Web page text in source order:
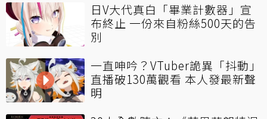
日V大代真白「畢業計數器」宣
布終止 一份來自粉絲500天的告
別
一直呻吟？VTuber詭異「抖動」
直播破130萬觀看 本人發最新聲
明